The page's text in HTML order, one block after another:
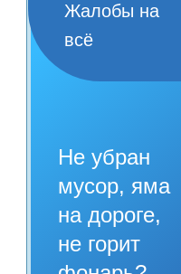
Жалобы на
всё
Не убран
мусор, яма
на дороге,
не горит